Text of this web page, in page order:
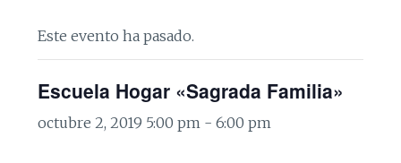
Este evento ha pasado.
Escuela Hogar «Sagrada Familia»
octubre 2, 2019 5:00 pm -6:00 pm